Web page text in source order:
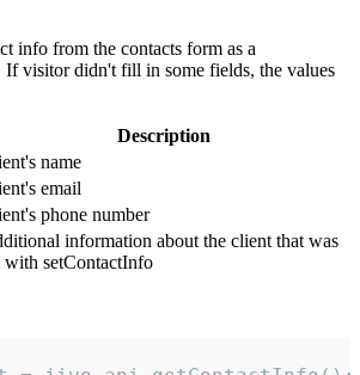
info from the contacts form as a
If visitor didn't fill in some fields, the values
Description
name
email
phone number
information about the client that was
with setContactInfo